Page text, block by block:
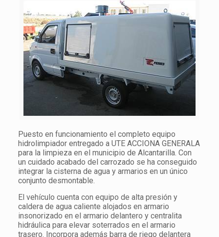
Puesto en funcionamiento el completo equipo
hidrolimpiador entregado a UTE ACCIONA GENERALA
para la limpieza en el municipio de Alcantarilla. Con
un cuidado acabado del carrozado se ha conseguido
integrar la cisterna de agua y armarios en un único
conjunto desmontable.
El vehículo cuenta con equipo de alta presión y
caldera de agua caliente alojados en armario
insonorizado en el armario delantero y centralita
hidráulica para elevar soterrados en el armario
trasero. Incorpora además barra de riego delantera